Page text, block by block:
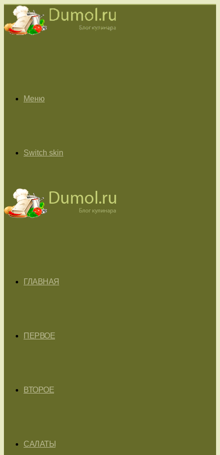
Меню
Switch skin
ГЛАВНАЯ
ПЕРВОЕ
ВТОРОЕ
САЛАТЫ